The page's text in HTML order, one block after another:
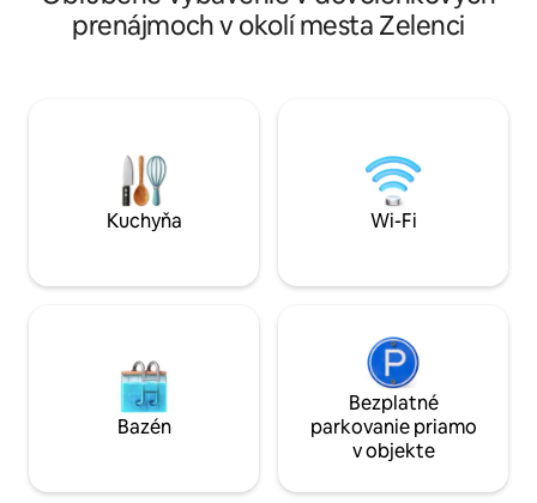
domu ponúkajú rôzne krásne výhľady
Ranný východ slnka, tienisté južné
alebo zvieracie zvuky! Dedinský život je
10-minútová prechádzka po lúke. V lete
sa v útulnom tradičnom bare/kaviarni
podávajú domáce jedlá.
vyzýva vás, aby
bývania mimo
divočinou, voľne
úchvatnými
jazerom.
MOŽNÉ
prenájmoch v okolí mesta Zelenci
Kuchyňa Wi-Fi
Bazén
Bezplatné
parkovanie priamo
v objekte